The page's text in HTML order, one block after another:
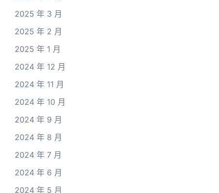
2025 年 3 月
2025 年 2 月
2025 年 1 月
2024 年 12 月
2024 年 11 月
2024 年 10 月
2024 年 9 月
2024 年 8 月
2024 年 7 月
2024 年 6 月
2024 年 5 月